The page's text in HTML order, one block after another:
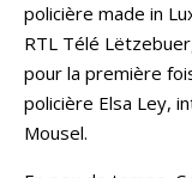
policière made in
RTL Télé
pour la première
policière Elsa Ley,
Mousel.